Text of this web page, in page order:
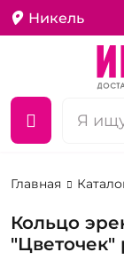
Никель
Главная
Кольцо
"Цветочек"